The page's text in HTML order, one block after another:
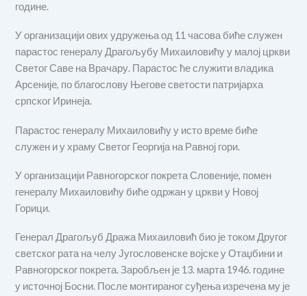
године.
У организацији ових удружења од 11 часова биће служен
парастос генералу Драгољубу Михаиловићу у малој цркви
Светог Саве на Врачару. Парастос ће служити владика
Арсеније, по благослову Његове светости патријарха
српског Иринеја.
Парастос генералу Михаиловићу у исто време биће
служен и у храму Светог Георгија на Равној гори.
У организацији Равногорског покрета Словеније, помен
генералу Михаиловићу биће одржан у цркви у Новој
Горици.
Генерал Драгољуб Дража Михаиловић био је током Другог
светског рата на челу Југословенске војске у Отаџбини и
Равногорског покрета. Заробљен је 13. марта 1946. године
у источној Босни. После монтираног суђења изречена му је